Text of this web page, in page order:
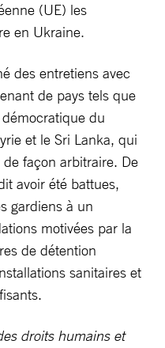
(UE) les
en Ukraine.
des entretiens avec
de pays tels que
du
et le Sri Lanka, qui
façon arbitraire. De
avoir été battues,
gardiens à un
motivées par la
de détention
sanitaires et
droits humains et